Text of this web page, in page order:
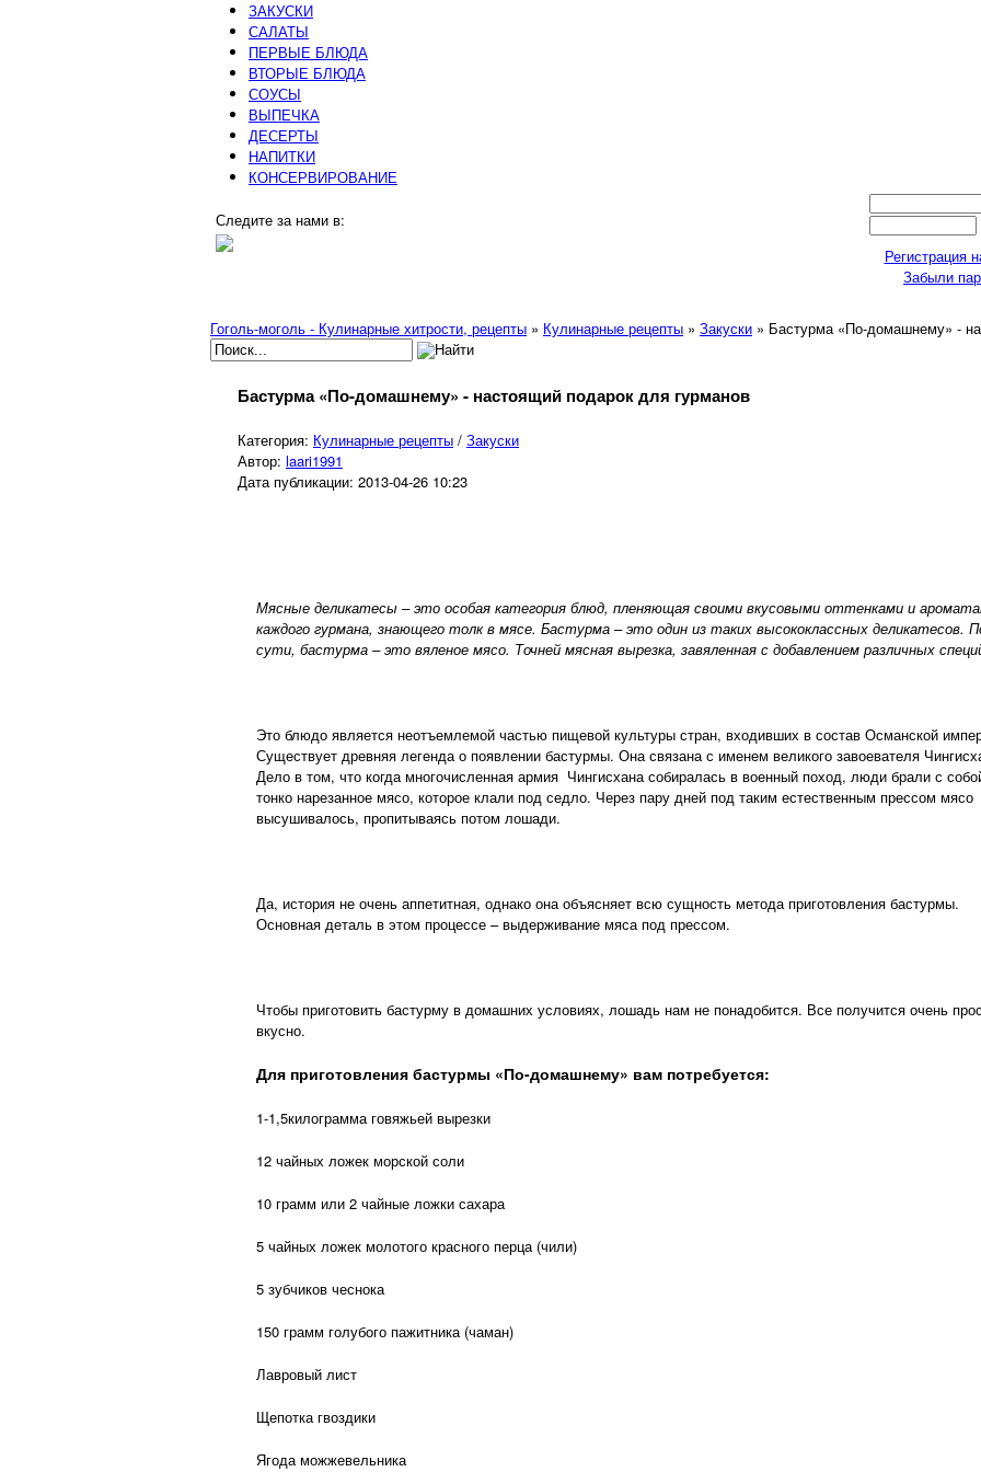
ЗАКУСКИ
САЛАТЫ
ПЕРВЫЕ БЛЮДА
ВТОРЫЕ БЛЮДА
СОУСЫ
ВЫПЕЧКА
ДЕСЕРТЫ
НАПИТКИ
КОНСЕРВИРОВАНИЕ
Следите за нами в:
Регистрация
Забыли
Гоголь-моголь - Кулинарные хитрости, рецепты » Кулинарные рецепты » Закуски » Бастурма «По-домашнему» -
Бастурма «По-домашнему» - настоящий подарок для гурманов
Категория: Кулинарные рецепты / Закуски
Автор: laari1991
Дата публикации: 2013-04-26 10:23
Мясные деликатесы – это особая категория блюд, пленяющая своими вкусовыми оттенками и
каждого гурмана, знающего толк в мясе. Бастурма – это один из таких высококлассных деликатесов.
сути, бастурма – это вяленое мясо. Точней мясная вырезка, завяленная с добавлением различных
Это блюдо является неотъемлемой частью пищевой культуры стран, входивших в состав Османской
Существует древняя легенда о появлении бастурмы. Она связана с именем великого завоевателя
Дело в том, что когда многочисленная армия Чингисхана собиралась в военный поход, люди брали с
тонко нарезанное мясо, которое клали под седло. Через пару дней под таким естественным прессом мясо
высушивалось, пропитываясь потом лошади.
Да, история не очень аппетитная, однако она объясняет всю сущность метода приготовления бастурмы.
Основная деталь в этом процессе – выдерживание мяса под прессом.
Чтобы приготовить бастурму в домашних условиях, лошадь нам не понадобится. Все получится очень
вкусно.
Для приготовления бастурмы «По-домашнему» вам потребуется:
1-1,5килограмма говяжьей вырезки
12 чайных ложек морской соли
10 грамм или 2 чайные ложки сахара
5 чайных ложек молотого красного перца (чили)
5 зубчиков чеснока
150 грамм голубого пажитника (чаман)
Лавровый лист
Щепотка гвоздики
Ягода можжевельника